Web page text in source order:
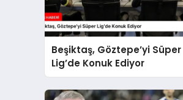
Beşiktaş, Göztepe’yi Süper
Lig’de Konuk Ediyor